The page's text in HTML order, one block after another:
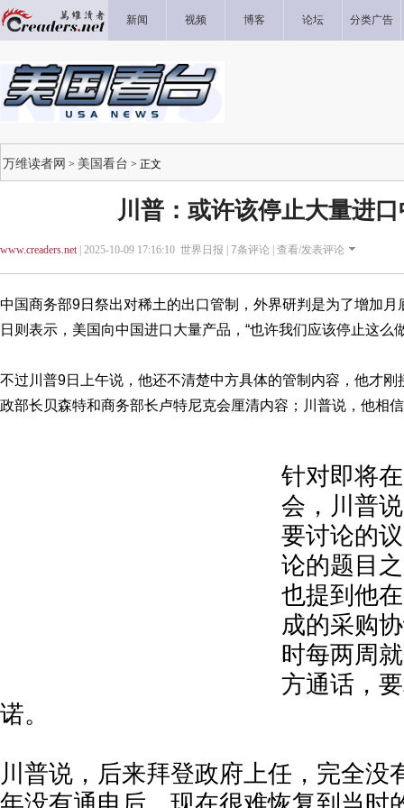
新闻 视频 博客 论坛 分类广告
万维读者网 > 美国看台 > 正文
川普：或许该停止大量进
www.creaders.net| 2025-10-09 17:16:10 世界日报 | 7条评论 | 查看/发表评论
中国商务部9日祭出对稀土的出口管制，外界研判是为了增加
日则表示，美国向中国进口大量产品，“也许我们应该停止这么
不过川普9日上午说，他还不清楚中方具体的管制内容，他才
政部长贝森特和商务部长卢特尼克会厘清内容；川普说，他相
针对即将
会，川普
要讨论的
论的题目
也提到他
成的采购
时每两周
方通话，
诺。
川普说，后来拜登政府上任，完全没